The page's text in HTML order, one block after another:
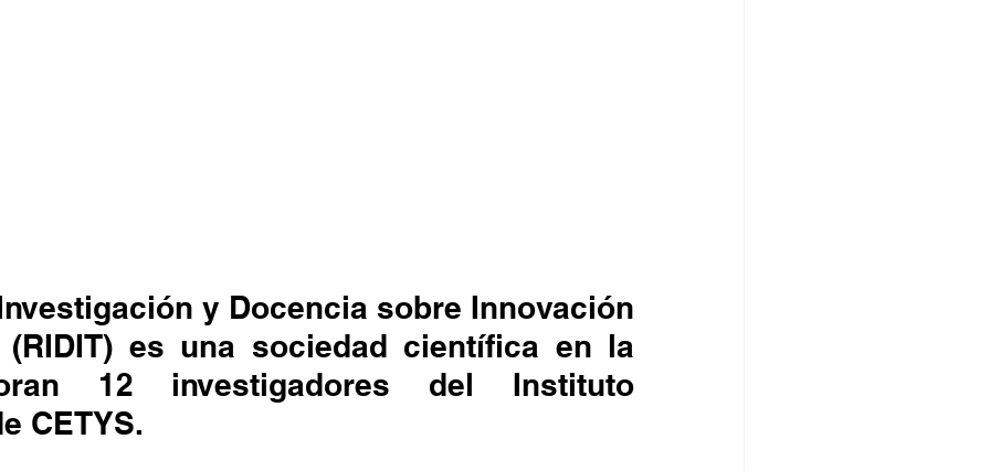
y Docencia sobre Innovación
(RIDIT) es una sociedad científica en la
12 investigadores del Instituto
CETYS.